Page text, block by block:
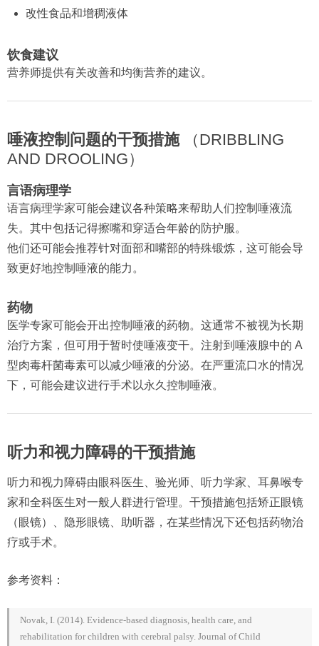
改性食品和增稠液体
饮食建议
营养师提供有关改善和均衡营养的建议。
唾液控制问题的干预措施
（DRIBBLING
AND DROOLING）
言语病理学
语言病理学家可能会建议各种策略来帮助人们控制唾液流
失。其中包括记得擦嘴和穿适合年龄的防护服。
他们还可能会推荐针对面部和嘴部的特殊锻炼，这可能会导
致更好地控制唾液的能力。
药物
医学专家可能会开出控制唾液的药物。这通常不被视为长期
治疗方案，但可用于暂时使唾液变干。注射到唾液腺中的 A
型肉毒杆菌毒素可以减少唾液的分泌。在严重流口水的情况
下，可能会建议进行手术以永久控制唾液。
听力和视力障碍的干预措施
听力和视力障碍由眼科医生、验光师、听力学家、耳鼻喉专
家和全科医生对一般人群进行管理。干预措施包括矫正眼镜
（眼镜）、隐形眼镜、助听器，在某些情况下还包括药物治
疗或手术。
参考资料：
Novak, I. (2014). Evidence-based diagnosis, health care, and
rehabilitation for children with cerebral palsy. Journal of Child